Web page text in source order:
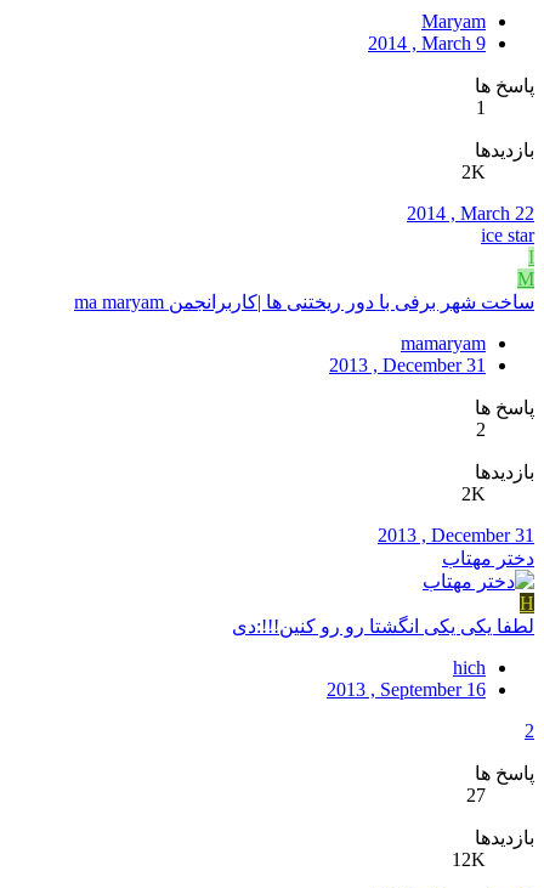
Maryam
2014 , March 9
پاسخ ها
1
بازدیدها
2K
2014 , March 22
ice star
I
M
ساخت شهر برفی با دور ریختنی ها |کاربرانجمن ma maryam
mamaryam
2013 , December 31
پاسخ ها
2
بازدیدها
2K
2013 , December 31
دختر مهتاب
H
لطفا یکی یکی انگشتا رو رو کنین!!!:دی
hich
2013 , September 16
2
پاسخ ها
27
بازدیدها
12K